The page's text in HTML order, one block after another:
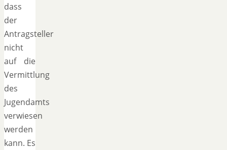
dass
der
Antragsteller
nicht
auf die
Vermittlung
des
Jugendamts
verwiesen
werden
kann. Es